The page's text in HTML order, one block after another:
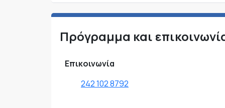
Πρόγραμμα και
Επικοινωνία
242 102 8792